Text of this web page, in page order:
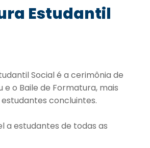
Estudantil
Social é a cerimônia de
e o Baile de Formatura, mais
concluintes.
a estudantes de todas as